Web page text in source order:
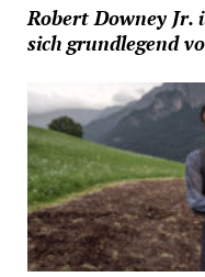
Robert Downey Jr.
sich grundlegend